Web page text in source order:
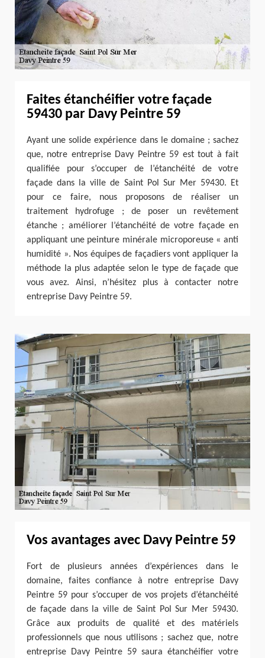
Faites étanchéifier votre façade
59430 par Davy Peintre 59
Ayant une solide expérience dans le domaine ; sachez
que, notre entreprise Davy Peintre 59 est tout à fait
qualifiée pour s’occuper de l’étanchéité de votre
façade dans la ville de Saint Pol Sur Mer 59430. Et
pour ce faire, nous proposons de réaliser un
traitement hydrofuge ; de poser un revêtement
étanche ; améliorer l’étanchéité de votre façade en
appliquant une peinture minérale microporeuse « anti
humidité ». Nos équipes de façadiers vont appliquer la
méthode la plus adaptée selon le type de façade que
vous avez. Ainsi, n’hésitez plus à contacter notre
entreprise Davy Peintre 59.
Vos avantages avec Davy Peintre 59
Fort de plusieurs années d’expériences dans le
domaine, faites confiance à notre entreprise Davy
Peintre 59 pour s’occuper de vos projets d’étanchéité
de façade dans la ville de Saint Pol Sur Mer 59430.
Grâce aux produits de qualité et des matériels
professionnels que nous utilisons ; sachez que, notre
entreprise Davy Peintre 59 saura étanchéifier votre